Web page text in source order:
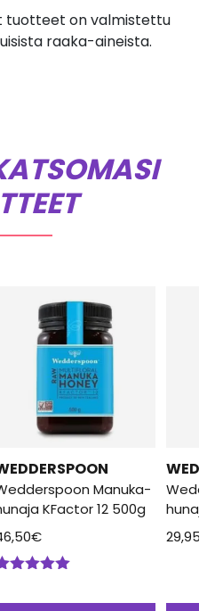
tuotteet on valmistettu
raaka-aineista.
Manuka-
KFactor 12 500g
€
29,95